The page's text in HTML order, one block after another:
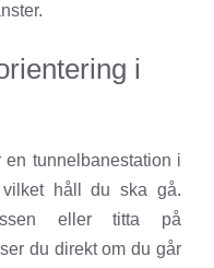
i
tunnelbanestation i
håll du ska gå.
eller titta på
du direkt om du går